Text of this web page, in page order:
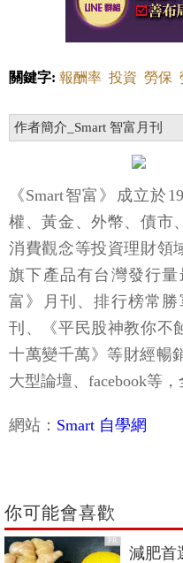
關鍵字: 報酬率 投資 勞保
作者簡介_Smart 智富月刊
《Smart智富》成立於
權、黃金、外幣、債市
消費觀念等投資理財領
旗下產品有台灣發行量
富》月刊、排行榜常勝
刊、《平民股神教你不
十萬變千萬》等財經暢
大型論壇、facebook等
網站： Smart 自學網
你可能會喜歡
PR
減肥首